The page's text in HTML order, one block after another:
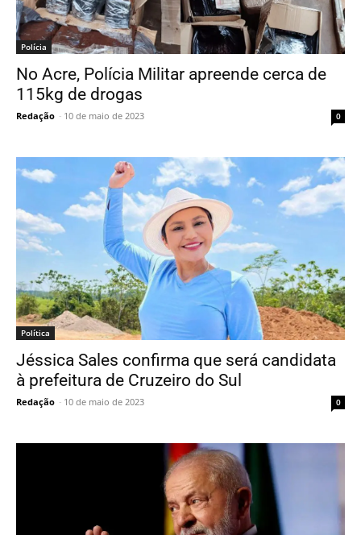
Polícia
No Acre, Polícia Militar apreende cerca de
115kg de drogas
Redação - 10 de maio de 2023 0
Política
Jéssica Sales confirma que será candidata
à prefeitura de Cruzeiro do Sul
Redação - 10 de maio de 2023 0